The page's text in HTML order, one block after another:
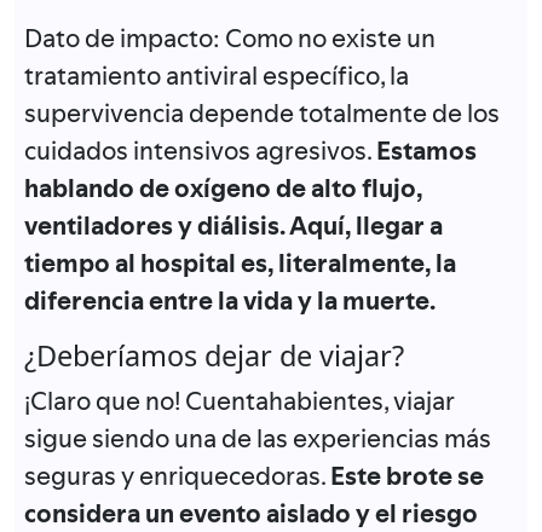
Dato de impacto: Como no existe un
tratamiento antiviral específico, la
supervivencia depende totalmente de los
cuidados intensivos agresivos.Estamos
hablando de oxígeno de alto flujo,
ventiladores y diálisis.Aquí, llegar a
tiempo al hospital es, literalmente, la
diferencia entre la vida y la muerte.
¿Deberíamos dejar de viajar?
¡Claro que no! Cuentahabientes, viajar
sigue siendo una de las experiencias más
seguras y enriquecedoras.Este brote se
considera un eventoaisladoy el riesgo